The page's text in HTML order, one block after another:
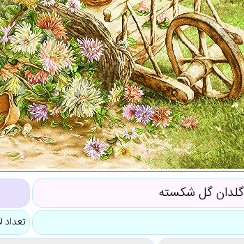
گل شکسته
تعداد لای